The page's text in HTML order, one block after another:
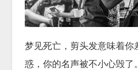
梦见死亡，剪头发意味着你
惑，你的名声被不小心毁了